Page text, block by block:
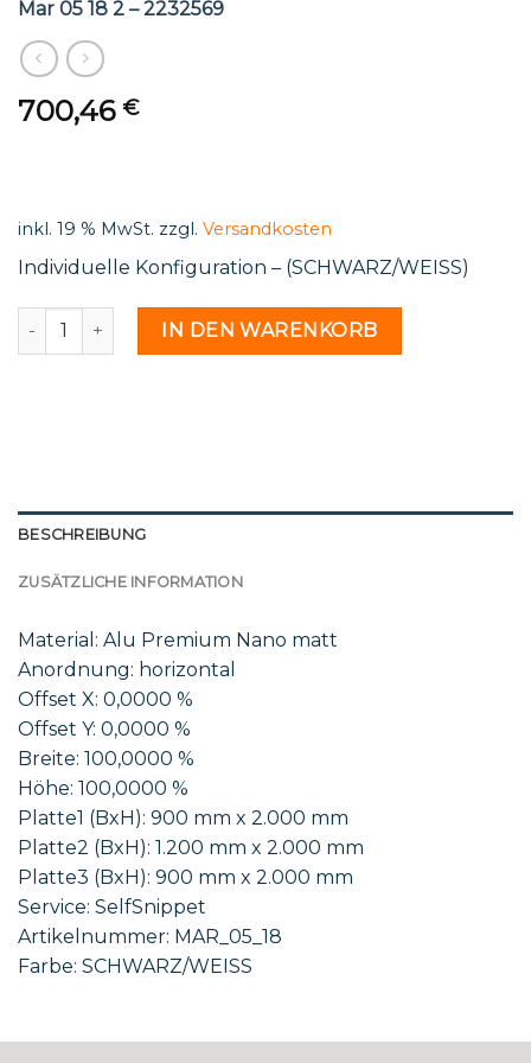
Mar 05 18 2 – 2232569
700,46 €
inkl. 19 % MwSt. zzgl. Versandkosten
Individuelle Konfiguration – (SCHWARZ/WEISS)
Mar 05 18 2 - 2232569 MengeIN DEN WARENKORB
BESCHREIBUNG
ZUSÄTZLICHE INFORMATION
Material: Alu Premium Nano matt
Anordnung: horizontal
Offset X: 0,0000 %
Offset Y: 0,0000 %
Breite: 100,0000 %
Höhe: 100,0000 %
Platte1 (BxH): 900 mm x 2.000 mm
Platte2 (BxH): 1.200 mm x 2.000 mm
Platte3 (BxH): 900 mm x 2.000 mm
Service: SelfSnippet
Artikelnummer: MAR_05_18
Farbe: SCHWARZ/WEISS